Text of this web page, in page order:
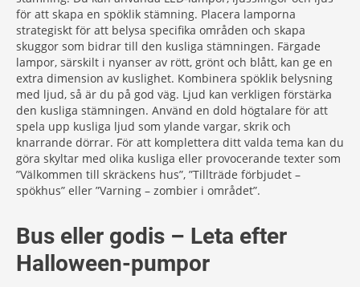
för att skapa en spöklik stämning. Placera lamporna
strategiskt för att belysa specifika områden och skapa
skuggor som bidrar till den kusliga stämningen. Färgade
lampor, särskilt i nyanser av rött, grönt och blått, kan ge en
extra dimension av kuslighet. Kombinera spöklik belysning
med ljud, så är du på god väg. Ljud kan verkligen förstärka
den kusliga stämningen. Använd en dold högtalare för att
spela upp kusliga ljud som ylande vargar, skrik och
knarrande dörrar. För att komplettera ditt valda tema kan du
göra skyltar med olika kusliga eller provocerande texter som
”Välkommen till skräckens hus”, ”Tillträde förbjudet –
spökhus” eller ”Varning – zombier i området”.
Bus eller godis – Leta efter
Halloween-pumpor